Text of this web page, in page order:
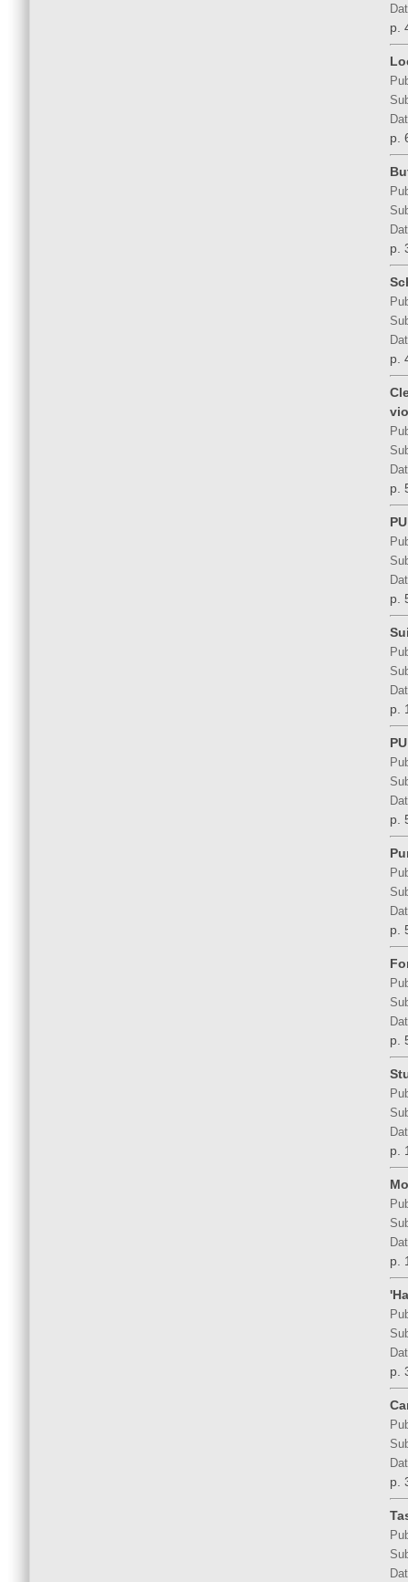
p.
p.
p.
p.
p.
p.
p.
p.
p.
p.
p.
p.
p.
p.